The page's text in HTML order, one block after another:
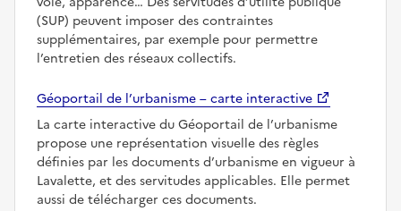
(SUP) peuvent imposer des contraintes
supplémentaires, par exemple pour permettre
l’entretien des réseaux collectifs.
Géoportail de l’urbanisme – carte interactive
La carte interactive du Géoportail de l’urbanisme
propose une représentation visuelle des règles
définies par les documents d’urbanisme en vigueur à
Lavalette, et des servitudes applicables. Elle permet
aussi de télécharger ces documents.